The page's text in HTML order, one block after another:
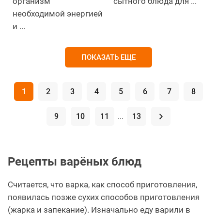
необходимой энергией
и ...
ПОКАЗАТЬ ЕЩЕ
1 2 3 4 5 6 7 8
9 10 11 ... 13 .
Рецепты варёных блюд
Считается, что варка, как способ приготовления,
появилась позже сухих способов приготовления
(жарка и запекание). Изначально еду варили в